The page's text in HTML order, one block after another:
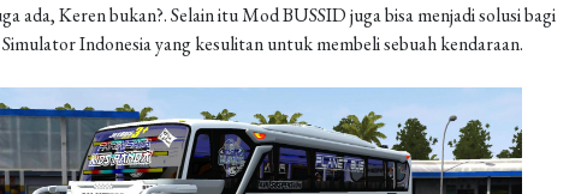
ada, Keren bukan?. Selain itu Mod BUSSID juga bisa menjadi solusi bagi
Indonesia yang kesulitan untuk membeli sebuah kendaraan.